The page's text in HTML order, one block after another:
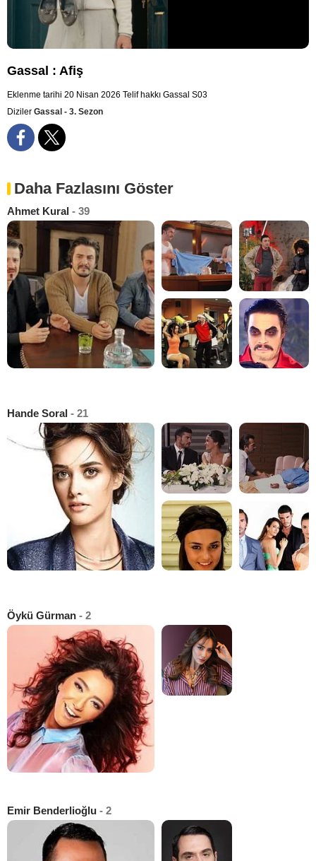
Gassal : Afiş
Eklenme tarihi 20 Nisan 2026 Telif hakkı Gassal S03
Diziler Gassal - 3. Sezon
Daha Fazlasını Göster
Ahmet Kural - 39
Hande Soral - 21
Öykü Gürman - 2
Emir Benderlioğlu - 2